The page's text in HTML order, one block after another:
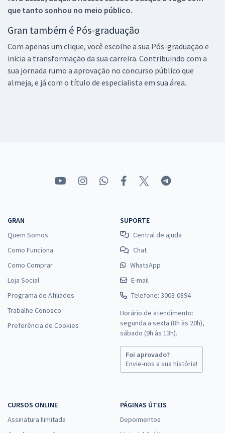
que tanto sonhou no meio público.
Gran também é Pós-graduação
Com apenas um clique, você escolhe a sua Pós-graduação e
inicia a transformação da sua carreira. Contribuindo com a
sua jornada rumo a aprovação no concurso público que
almeja, e já com o título de especialista em sua área.
GRAN
Quem Somos
Como Funciona
Como Comprar
Loja Social
Programa de Afiliados
Trabalhe Conosco
Preferência de Cookies
SUPORTE
Central de ajuda
Chat
WhatsApp
E-mail
Telefone: 3003-0894
Horário de atendimento:
segunda a sexta (8h às 20h),
sábado (9h às 13h).
Foi aprovado?
Envie-nos a sua história!
CURSOS ONLINE
Assinatura Ilimitada
PÁGINAS ÚTEIS
Depoimentos